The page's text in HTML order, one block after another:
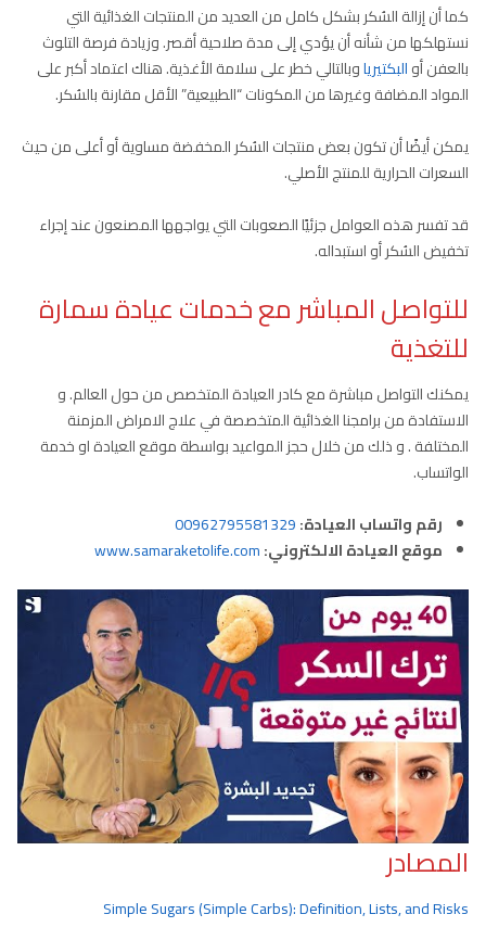
كما أن إزالة السُكر بشكل كامل من العديد من المنتجات الغذائية التي
نستهلكها من شأنه أن يؤدي إلى مدة صلاحية أقصر. وزيادة فرصة التلوث
بالعفن أوالبكتيرياوبالتالي خطر على سلامة الأغذية. هناك اعتماد أكبر على
المواد المضافة وغيرها من المكونات “الطبيعية” الأقل مقارنة بالسُكر.
يمكن أيضًا أن تكون بعض منتجات السُكر المخفضة مساوية أو أعلى من حيث
السعرات الحرارية للمنتج الأصلي.
قد تفسر هذه العوامل جزئيًا الصعوبات التي يواجهها المصنعون عند إجراء
تخفيض السُكر أو استبداله.
للتواصل المباشر مع خدمات عيادة سمارة
للتغذية
يمكنك التواصل مباشرة مع كادر العيادة المتخصص من حول العالم. و
الاستفادة من برامجنا الغذائية المتخصصة في علاج الامراض المزمنة
المختلفة . و ذلك من خلال حجز المواعيد بواسطة موقع العيادة او خدمة
الواتساب.
رقم واتساب العيادة:00962795581329
موقع العيادة الالكتروني:www.samaraketolife.com
المصادر
Simple Sugars (Simple Carbs): Definition, Lists, and Risks